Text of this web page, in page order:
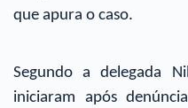
que apura o caso.
Segundo a delegada
iniciaram após